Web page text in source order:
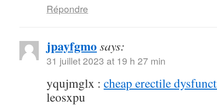
Répondre
jpayfgmo says:
31 juillet 2023 at 19 h 27 min
yqujmglx : cheap erectile
leosxpu